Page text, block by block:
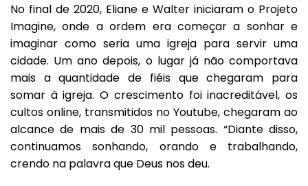
No final de 2020, Eliane e Walter iniciaram o Projeto
Imagine, onde a ordem era começar a sonhar e
imaginar como seria uma igreja para servir uma
cidade. Um ano depois, o lugar já não comportava
mais a quantidade de fiéis que chegaram para
somar à igreja. O crescimento foi inacreditável, os
cultos online, transmitidos no Youtube, chegaram ao
alcance de mais de 30 mil pessoas. “Diante disso,
continuamos sonhando, orando e trabalhando,
crendo na palavra que Deus nos deu.